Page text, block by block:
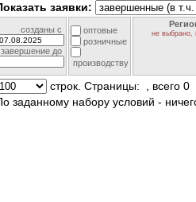
заявки:
созданы c
завершение до
оптовые
розничные
производству
не выбрано,
строк. Страницы:
, всего 0
заданному набору условий -